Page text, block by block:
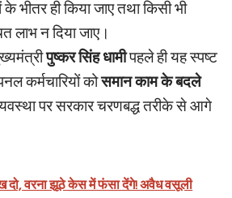
के भीतर ही किया जाए तथा किसी भी
लाभ न दिया जाए।
पुष्कर सिंह धामीपहले ही यह स्पष्ट
कर्मचारियों कोसमान काम के बदले
पर सरकार चरणबद्ध तरीके से आगे
दो, वरना झूठे केस में फंसा देंगे! अवैध वसूली